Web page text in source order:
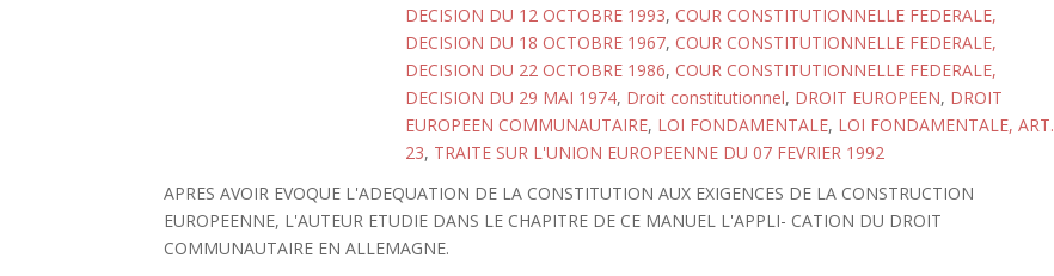
DECISION DU 12 OCTOBRE 1993, COUR CONSTITUTIONNELLE FEDERALE,
DECISION DU 18 OCTOBRE 1967, COUR CONSTITUTIONNELLE FEDERALE,
DECISION DU 22 OCTOBRE 1986, COUR CONSTITUTIONNELLE FEDERALE,
DECISION DU 29 MAI 1974, Droit constitutionnel, DROIT EUROPEEN, DROIT
EUROPEEN COMMUNAUTAIRE, LOI FONDAMENTALE, LOI FONDAMENTALE, ART.
23, TRAITE SUR L'UNION EUROPEENNE DU 07 FEVRIER 1992
APRES AVOIR EVOQUE L'ADEQUATION DE LA CONSTITUTION AUX EXIGENCES DE LA CONSTRUCTION
EUROPEENNE, L'AUTEUR ETUDIE DANS LE CHAPITRE DE CE MANUEL L'APPLI- CATION DU DROIT
COMMUNAUTAIRE EN ALLEMAGNE.